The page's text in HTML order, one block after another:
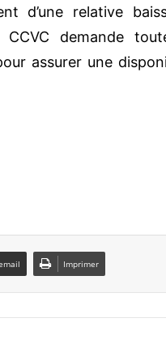
d’une relative
demande
assurer une
Imprimer